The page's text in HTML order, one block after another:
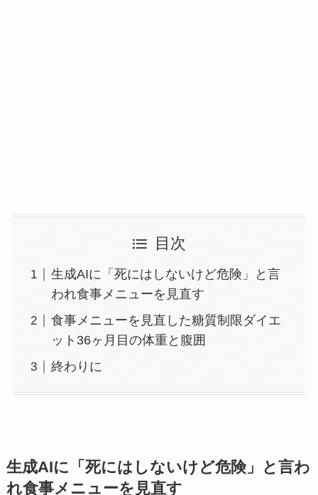
目次
生成AIに「死にはしないけど危険」と言
われ食事メニューを見直す
食事メニューを見直した糖質制限ダイエ
ット36ヶ月目の体重と腹囲
終わりに
生成AIに「死にはしないけど危険」と言わ
れ食事メニューを見直す